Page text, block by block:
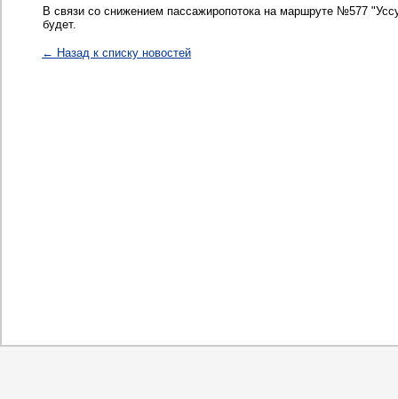
В связи со снижением пассажиропотока на маршруте №577
будет.
← Назад к списку новостей